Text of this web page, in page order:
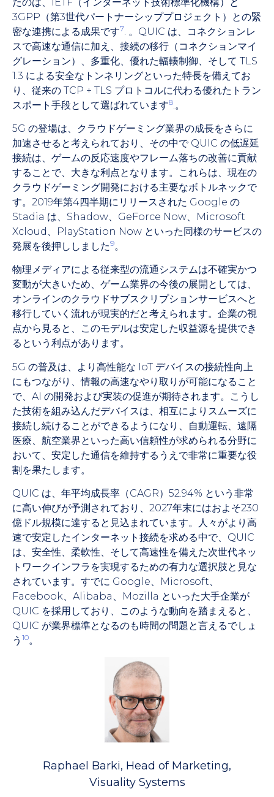
3GPP（第3世代パートナーシッププロジェクト）との緊
密な連携による成果です7 . 。QUIC は、コネクションレ
スで高速な通信に加え、接続の移行（コネクションマイ
グレーション）、多重化、優れた輻輳制御、そして TLS
1.3 による安全なトンネリングといった特長を備えてお
り、従来の TCP + TLS プロトコルに代わる優れたトラン
スポート手段として選ばれています8 .。
5G の登場は、クラウドゲーミング業界の成長をさらに
加速させると考えられており、その中で QUIC の低遅延
接続は、ゲームの反応速度やフレーム落ちの改善に貢献
することで、大きな利点となります。これらは、現在の
クラウドゲーミング開発における主要なボトルネックで
す。2019年第4四半期にリリースされた Google の
Stadia は、Shadow、GeForce Now、Microsoft
Xcloud、PlayStation Now といった同様のサービスの
発展を後押ししました9。
物理メディアによる従来型の流通システムは不確実かつ
変動が大きいため、ゲーム業界の今後の展開としては、
オンラインのクラウドサブスクリプションサービスへと
移行していく流れが現実的だと考えられます。企業の視
点から見ると、このモデルは安定した収益源を提供でき
るという利点があります。
5G の普及は、より高性能な IoT デバイスの接続性向上
にもつながり、情報の高速なやり取りが可能になること
で、AI の開発および実装の促進が期待されます。こうし
た技術を組み込んだデバイスは、相互によりスムーズに
接続し続けることができるようになり、自動運転、遠隔
医療、航空業界といった高い信頼性が求められる分野に
おいて、安定した通信を維持するうえで非常に重要な役
割を果たします。
QUIC は、年平均成長率（CAGR）52.94% という非常
に高い伸びが予測されており、2027年末にはおよそ230
億ドル規模に達すると見込まれています。人々がより高
速で安定したインターネット接続を求める中で、QUIC
は、安全性、柔軟性、そして高速性を備えた次世代ネッ
トワークインフラを実現するための有力な選択肢と見な
されています。すでに Google、Microsoft、
Facebook、Alibaba、Mozilla といった大手企業が
QUIC を採用しており、このような動向を踏まえると、
QUIC が業界標準となるのも時間の問題と言えるでしょ
う 10。
Raphael Barki, Head of Marketing,
Visuality Systems